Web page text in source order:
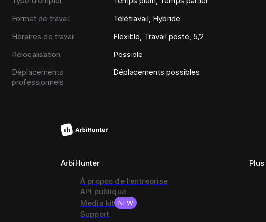
Format de travail
Télétravail, Hybride
Horaires de travail
Flexible, Travail posté, 5/2
Relocalisation
Possible
Déplacements
professionnels
Déplacements possibles
ArbiHunter
À propos de l’entreprise
API publique
Media kit NEW
Support
Plus